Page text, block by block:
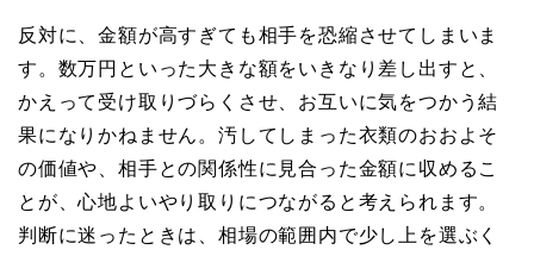
反対に、金額が高すぎても相手を恐縮させてしまいま
す。数万円といった大きな額をいきなり差し出すと、
かえって受け取りづらくさせ、お互いに気をつかう結
果になりかねません。汚してしまった衣類のおおよそ
の価値や、相手との関係性に見合った金額に収めるこ
とが、心地よいやり取りにつながると考えられます。
判断に迷ったときは、相場の範囲内で少し上を選ぶく